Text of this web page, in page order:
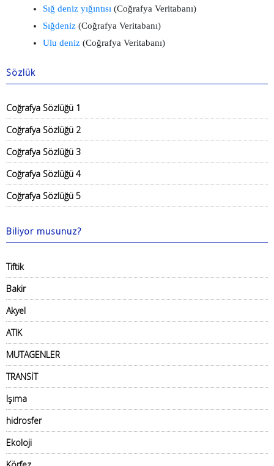
Sığ deniz yığıntısı (Coğrafya Veritabanı)
Sığdeniz (Coğrafya Veritabanı)
Ulu deniz (Coğrafya Veritabanı)
Sözlük
Coğrafya Sözlüğü 1
Coğrafya Sözlüğü 2
Coğrafya Sözlüğü 3
Coğrafya Sözlüğü 4
Coğrafya Sözlüğü 5
Biliyor musunuz?
Tiftik
Bakir
Akyel
ATIK
MUTAGENLER
TRANSİT
Işıma
hidrosfer
Ekoloji